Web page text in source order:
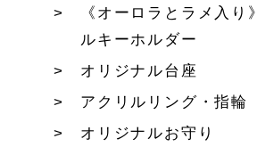
《オーロラとラメ入り
ルキーホルダー
オリジナル台座
アクリルリング・指輪
オリジナルお守り